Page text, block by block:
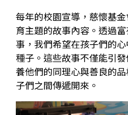
每年的校園宣導，慈懷基
育主題的故事內容。透過
事，我們希望在孩子們的
種子。這些故事不僅能引
養他們的同理心與善良的
子們之間傳遞開來。